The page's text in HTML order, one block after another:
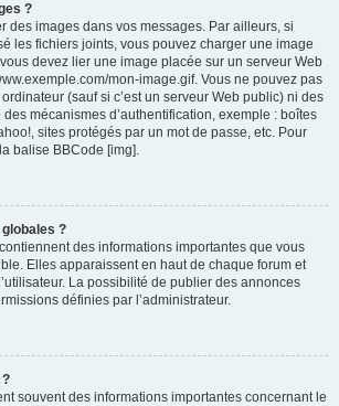
?
des images dans vos messages. Par ailleurs, si
les fichiers joints, vous pouvez charger une image
devez lier une image placée sur un serveur Web
mon-image.gif. Vous ne pouvez pas
(sauf si c’est un serveur Web public) ni des
mécanismes d’authentification, exemple : boîtes
sites protégés par un mot de passe, etc. Pour
balise BBCode [img].
?
des informations importantes que vous
Elles apparaissent en haut de chaque forum et
La possibilité de publier des annonces
définies par l’administrateur.
souvent des informations importantes concernant le